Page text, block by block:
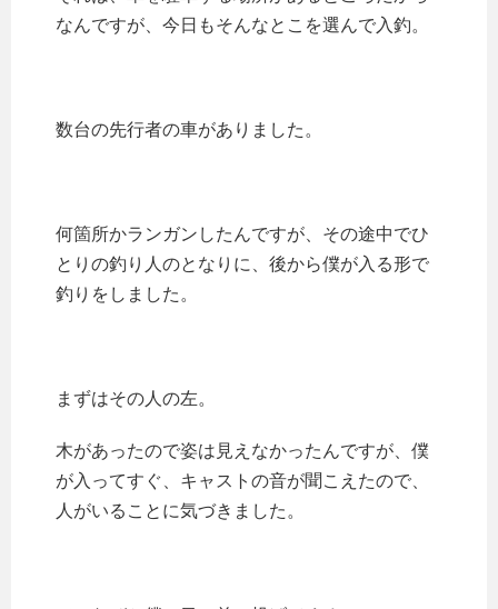
なんですが、今日もそんなとこを選んで入釣。
数台の先行者の車がありました。
何箇所かランガンしたんですが、その途中でひ
とりの釣り人のとなりに、後から僕が入る形で
釣りをしました。
まずはその人の左。
木があったので姿は見えなかったんですが、僕
が入ってすぐ、キャストの音が聞こえたので、
人がいることに気づきました。